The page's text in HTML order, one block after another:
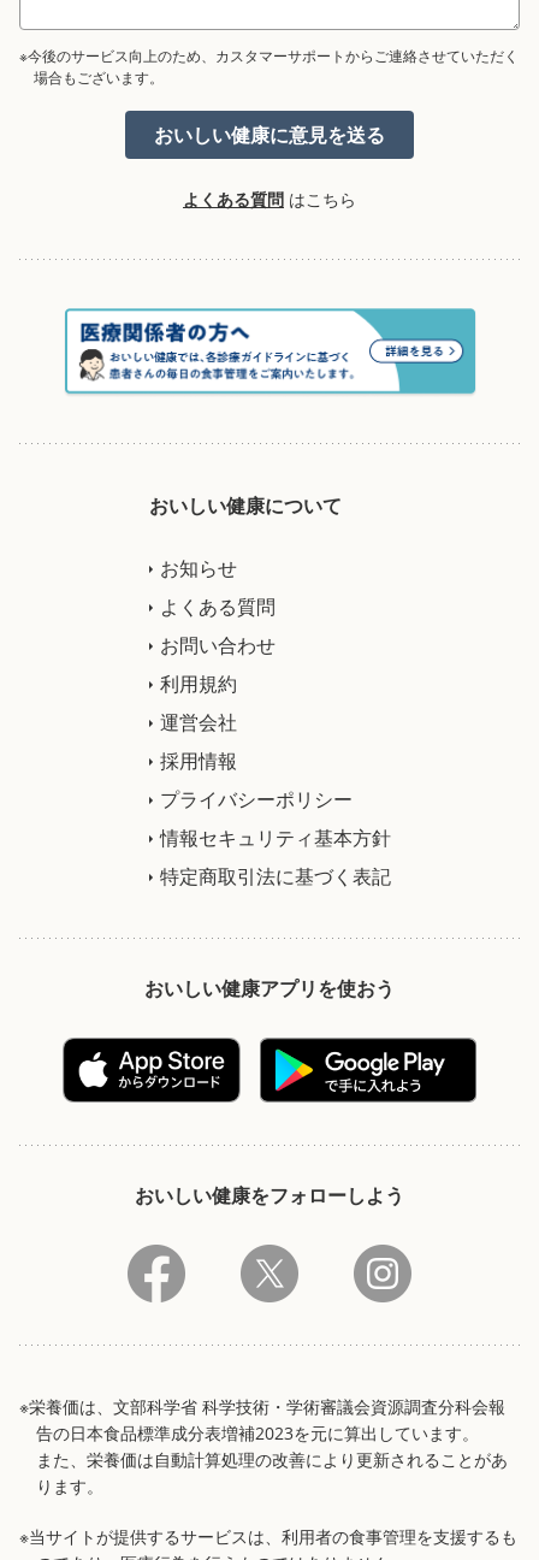
※今後のサービス向上のため、カスタマーサポートからご連絡させていただく
場合もございます。
よくある質問 はこちら
おいしい健康について
お知らせ
よくある質問
お問い合わせ
利用規約
運営会社
採用情報
プライバシーポリシー
情報セキュリティ基本方針
特定商取引法に基づく表記
おいしい健康アプリを使おう
おいしい健康をフォローしよう
※栄養価は、文部科学省 科学技術・学術審議会資源調査分科会報
告の日本食品標準成分表増補2023を元に算出しています。
また、栄養価は自動計算処理の改善により更新されることがあ
ります。
※当サイトが提供するサービスは、利用者の食事管理を支援するも